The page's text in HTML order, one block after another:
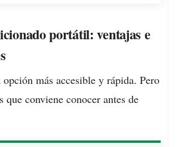
portátil: ventajas e
más accesible y rápida. Pero
conviene conocer antes de